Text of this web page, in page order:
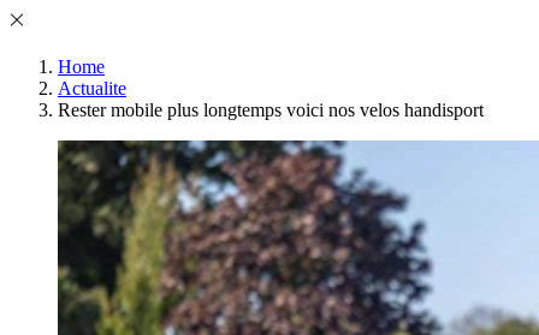
Home
Actualite
Rester mobile plus longtemps voici nos velos handisport